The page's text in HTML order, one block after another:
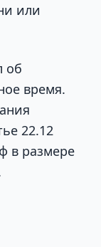
или
об
время.
22.12
в размере